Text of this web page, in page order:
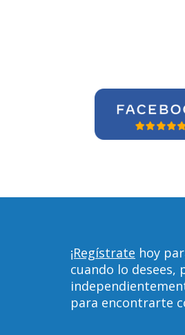
¡Regístrate hoy
cuando lo
para encontrarte